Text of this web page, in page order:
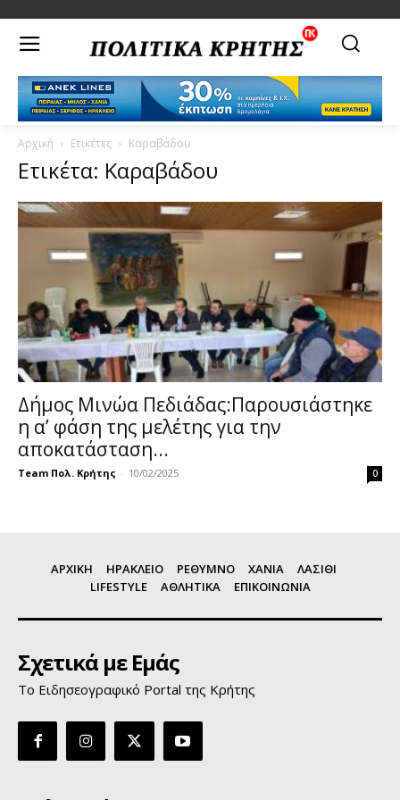
Αρχική Ετικέτες Καραβάδου
Ετικέτα: Καραβάδου
Δήμος Μινώα Πεδιάδας:Παρουσιάστηκε
η α’ φάση της μελέτης για την
αποκατάσταση...
Team Πολ. Κρήτης - 10/02/2025 0
ΑΡΧΙΚΗ ΗΡΑΚΛΕΙΟ ΡΕΘΥΜΝΟ ΧΑΝΙΑ
ΛΑΣΙΘΙ
LIFESTYLE
ΑΘΛΗΤΙΚΑ ΕΠΙΚΟΙΝΩΝΙΑ
Σχετικά με Εμάς
Το Ειδησεογραφικό Portal της Κρήτης